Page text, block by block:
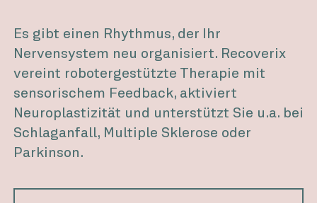
Es gibt einen Rhythmus, der Ihr
Nervensystem neu organisiert. Recoverix
vereint robotergestützte Therapie mit
sensorischem Feedback, aktiviert
Neuroplastizität und unterstützt Sie u.a. bei
Schlaganfall, Multiple Sklerose oder
Parkinson.